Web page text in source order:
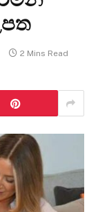
2 Mins Read